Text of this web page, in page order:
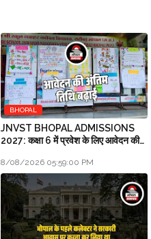
BHOPAL
JNVST BHOPAL ADMISSIONS
2027: कक्षा 6 में प्रवेश के लिए आवेदन की
8/08/2026 05:59:00 PM